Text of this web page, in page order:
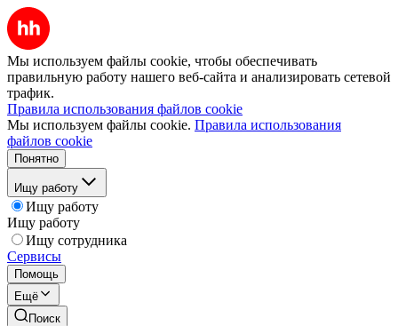
Мы используем файлы cookie, чтобы обеспечивать
правильную работу нашего веб-сайта и анализировать сетевой
трафик.
Правила использования файлов cookie
Мы используем файлы cookie. Правила использования
файлов cookie
Понятно
Ищу работу
Ищу работу
Ищу работу
Ищу сотрудника
Сервисы
Помощь
Ещё
Поиск